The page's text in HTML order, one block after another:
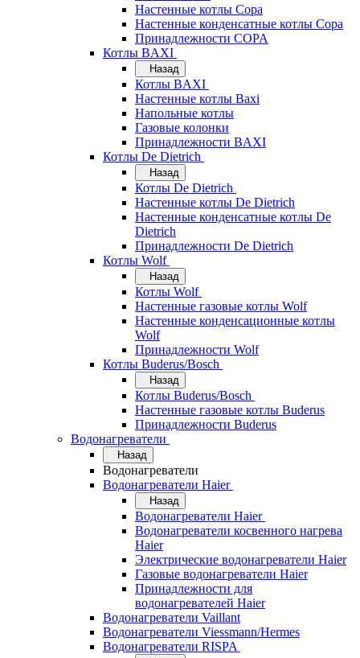
Настенные котлы Copa
Настенные конденсатные котлы Copa
Принадлежности COPA
Котлы BAXI
Назад
Котлы BAXI
Настенные котлы Baxi
Напольные котлы
Газовые колонки
Принадлежности BAXI
Котлы De Dietrich
Назад
Котлы De Dietrich
Настенные котлы De Dietrich
Настенные конденсатные котлы De
Dietrich
Принадлежности De Dietrich
Котлы Wolf
Назад
Котлы Wolf
Настенные газовые котлы Wolf
Настенные конденсационные котлы
Wolf
Принадлежности Wolf
Котлы Buderus/Bosch
Назад
Котлы Buderus/Bosch
Настенные газовые котлы Buderus
Принадлежности Buderus
Водонагреватели
Назад
Водонагреватели
Водонагреватели Haier
Назад
Водонагреватели Haier
Водонагреватели косвенного нагрева
Haier
Электрические водонагреватели Haier
Газовые водонагреватели Haier
Принадлежности для
водонагревателей Haier
Водонагреватели Vaillant
Водонагреватели Viessmann/Hermes
Водонагреватели RISPA